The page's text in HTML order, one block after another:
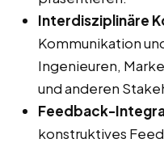
Interdisziplinäre
Kommunikation
Ingenieuren,
und anderen
Feedback-
konstruktives